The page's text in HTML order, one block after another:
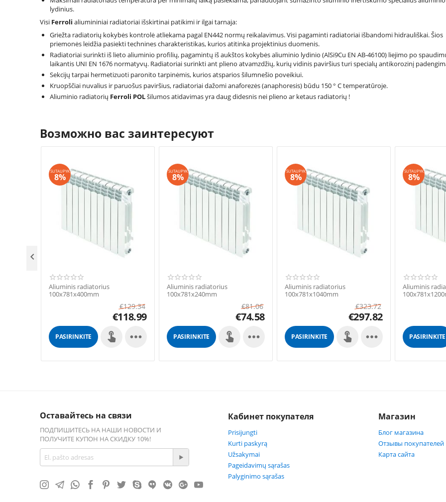
lydinius.
Visi Ferroli aliumininiai radiatoriai išskirtinai patikimi ir ilgai tarnaja:
Griežta radiatorių kokybės kontrolė atliekama pagal EN442 normų reikalavimus. Visi pagaminti radiatoriai išbandomi hidrauliškai. Šios
priemonės leidžia pasiekti technines charakteristikas, kurios atitinka projektinius duomenis.
Radiatoriai surinkti iš lieto aliuminio profilių, pagamintų iš aukštos kokybės aliuminio lydinio (AlSi9Cu EN AB-46100) liejimo po
laikantis UNI EN 1676 normatyvų. Radiatoriai surinkti ant plieno atvamzdžių, kurių vidinis paviršius turi specialų antikorozinį
Sekcijų tarpai hermetizuoti paronito tarpinėmis, kurios atsparios šilumnešio poveikiui.
Kruopščiai nuvalius ir paruošus paviršius, radiatoriai dažomi anaforezės (anaphoresis) būdu 150 ° C temperatūroje.
Aliuminio radiatorių Ferroli POLšilumos atidavimas yra daug didesnis nei plieno ar ketaus radiatorių !
Возможно вас заинтересуют
SUTAUPYK
8%
Aliuminis radiatorius
100x781x400mm
€129.34
€118.99
PASIRINKITE 
SUTAUPYK
8%
Aliuminis radiatorius
100x781x240mm
€81.06
€74.58
PASIRINKITE 
SUTAUPYK
8%
Aliuminis radiatorius
100x781x1040mm
€323.72
€297.82
PASIRINKITE 
SUTAUPYK
8%
Aliuminis
PASIRINKITE

Оставайтесь на связи
ПОДПИШИТЕСЬ НА НАШИ НОВОСТИ И
ПОЛУЧИТЕ КУПОН НА СКИДКУ 10%!
Кабинет покупателя
Prisijungti
Kurti paskyrą
Užsakymai
Pageidavimų sąrašas
Palyginimo sąrašas
Магазин
Блог магазина
Отзывы покупателей
Карта сайта